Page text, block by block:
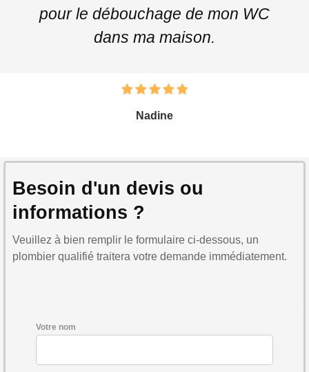
pour le débouchage de mon WC
dans ma maison.
Nadine
Besoin d'un devis ou
informations ?
Veuillez à bien remplir le formulaire ci-dessous, un
plombier qualifié traitera votre demande immédiatement.
Votre nom